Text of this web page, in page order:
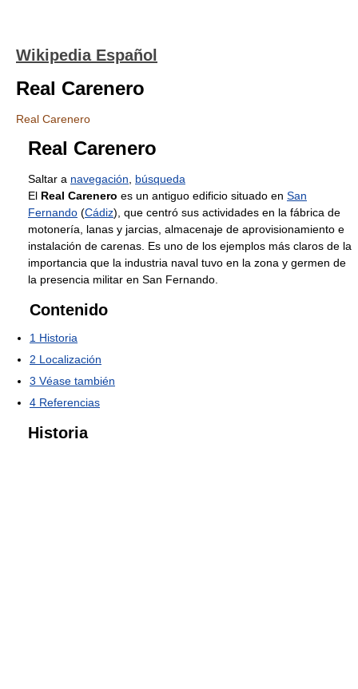
Wikipedia Español
Real Carenero
Real Carenero
Real Carenero
Saltar a navegación
búsqueda
El Real Carenero es un antiguo edificio situado en San
Fernando (Cádiz), que centró sus actividades en la fábrica de
motonería, lanas y jarcias, almacenaje de aprovisionamiento e
instalación de carenas. Es uno de los ejemplos más claros de la
importancia que la industria naval tuvo en la zona y germen de
la presencia militar en San Fernando.
Contenido
1 Historia
2 Localización
3 Véase también
4 Referencias
Historia